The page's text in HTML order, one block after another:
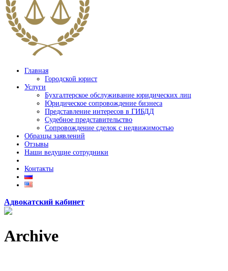
Главная
Городской юрист
Услуги
Бухгалтерское обслуживание юридических лиц
Юридическое сопровождение бизнеса
Представление интересов в ГИБДД
Судебное представительство
Сопровождение сделок с недвижимостью
Образцы заявлений
Отзывы
Наши ведущие сотрудники
Контакты
Адвокатский кабинет
Archive